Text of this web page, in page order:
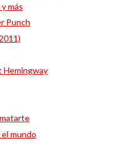
más
Punch
Hemingway
mundo